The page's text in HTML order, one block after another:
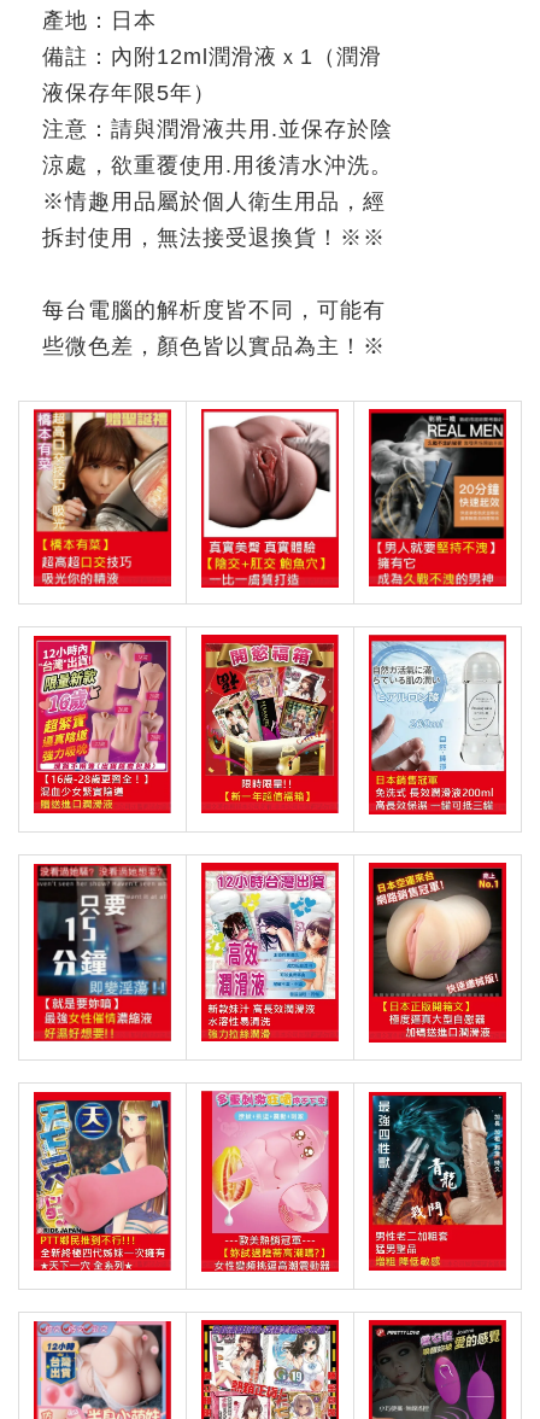
產地：日本
備註：內附12ml 潤滑液ｘ 1 （潤滑
液保存年限 5年）
注意：請與潤滑液共用 .並保存於陰
涼處，欲重覆使用 .用後清水沖洗。
※情趣用品屬於個人衛生用品，經
拆封使用，無法接受退換貨！ ※※
每台電腦的解析度皆不同，可能有
些微色差，顏色皆以實品為主！ ※